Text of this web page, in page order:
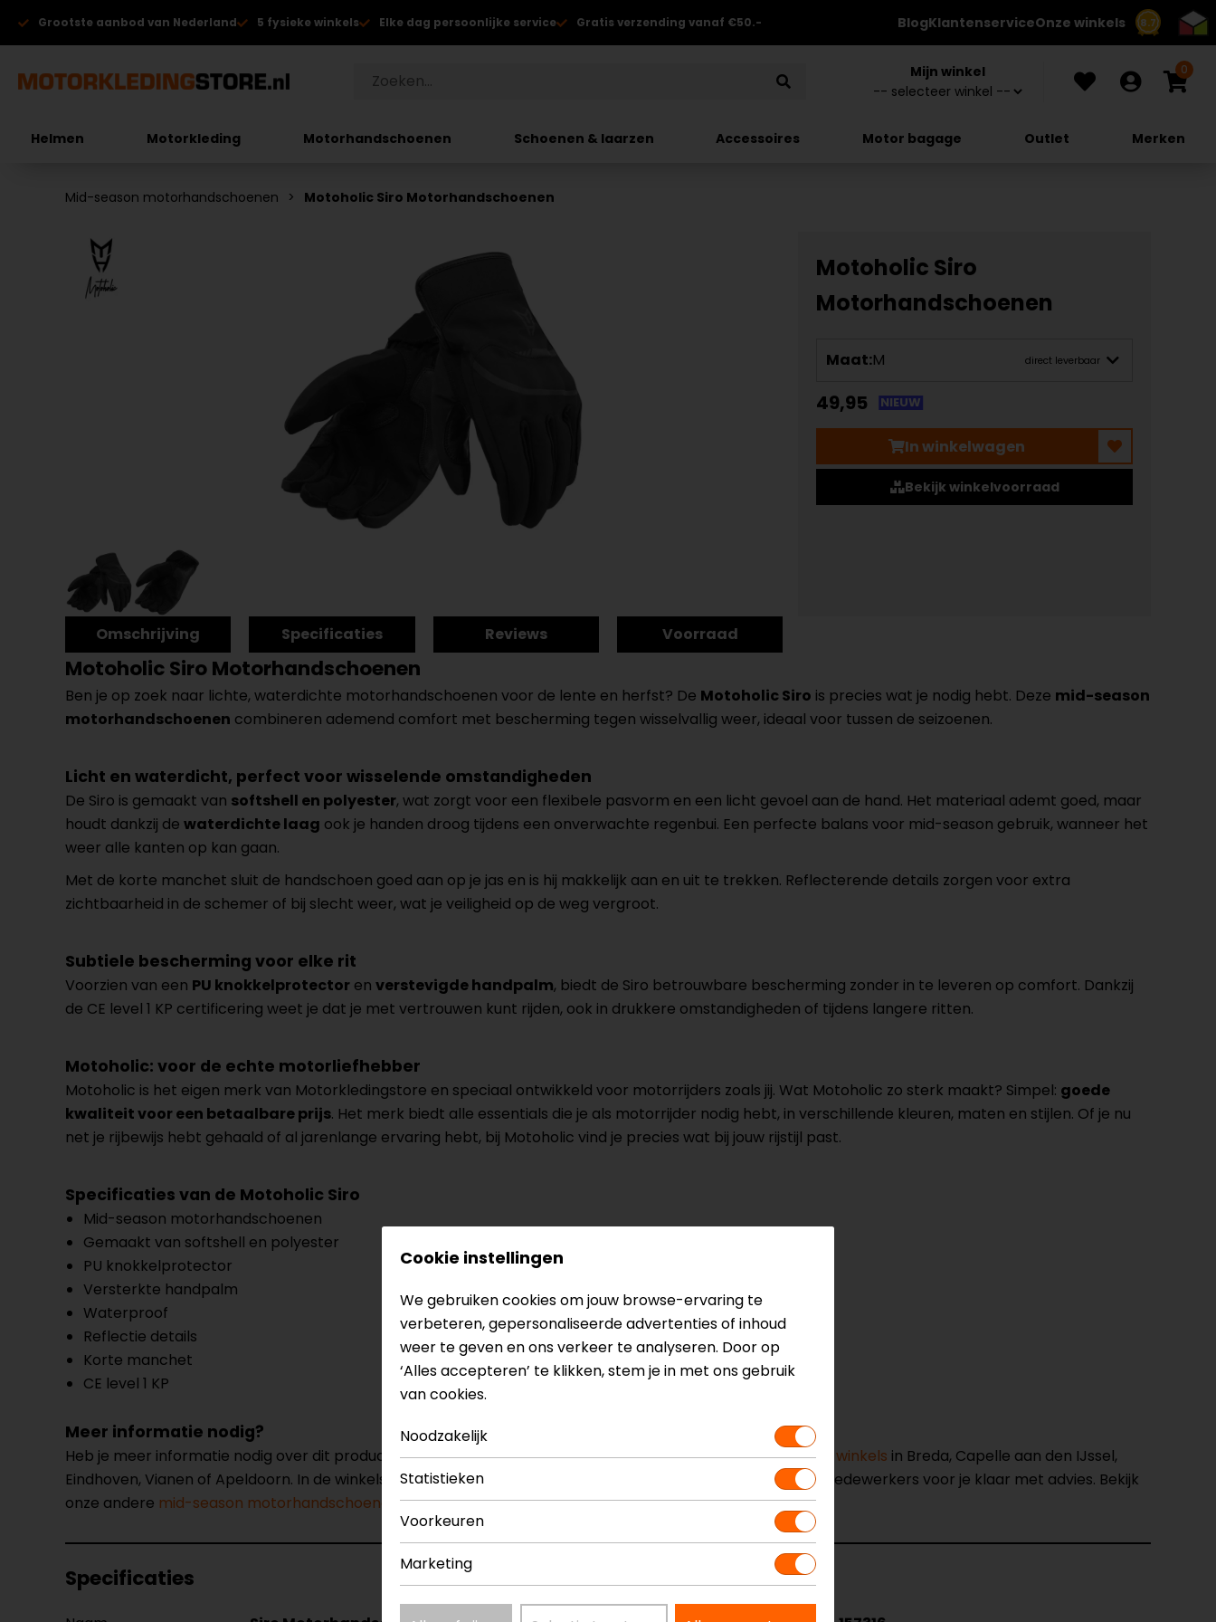
8.7
Grootste aanbod van Nederland 5 fysieke winkels Elke dag persoonlijke service Gratis verzending vanaf €50.- BlogKlantenserviceOnze winkels
Mijn winkel 0
Helmen Motorkleding Motorhandschoenen Schoenen & laarzen Accessoires Motor bagage Outlet Merken
Mid-season motorhandschoenen Motoholic Siro Motorhandschoenen
Motoholic Siro
Motorhandschoenen
Maat:M direct leverbaar
49,95 NIEUW
In winkelwagen
Bekijk winkelvoorraad
Omschrijving Specificaties Reviews Voorraad
Motoholic Siro Motorhandschoenen
Ben je op zoek naar lichte, waterdichte motorhandschoenen voor de lente en herfst? De Motoholic Siro is precies wat je nodig hebt. Deze mid-season
motorhandschoenen combineren ademend comfort met bescherming tegen wisselvallig weer, ideaal voor tussen de seizoenen.
Licht en waterdicht, perfect voor wisselende omstandigheden
De Siro is gemaakt van softshell en polyester, wat zorgt voor een flexibele pasvorm en een licht gevoel aan de hand. Het materiaal ademt goed, maar
houdt dankzij de waterdichte laag ook je handen droog tijdens een onverwachte regenbui. Een perfecte balans voor mid-season gebruik, wanneer het
weer alle kanten op kan gaan.
Met de korte manchet sluit de handschoen goed aan op je jas en is hij makkelijk aan en uit te trekken. Reflecterende details zorgen voor extra
zichtbaarheid in de schemer of bij slecht weer, wat je veiligheid op de weg vergroot.
Subtiele bescherming voor elke rit
Voorzien van een PU knokkelprotector en verstevigde handpalm, biedt de Siro betrouwbare bescherming zonder in te leveren op comfort. Dankzij
de CE level 1 KP certificering weet je dat je met vertrouwen kunt rijden, ook in drukkere omstandigheden of tijdens langere ritten.
Motoholic: voor de echte motorliefhebber
Motoholic is het eigen merk van Motorkledingstore en speciaal ontwikkeld voor motorrijders zoals jij. Wat Motoholic zo sterk maakt? Simpel: goede
kwaliteit voor een betaalbare prijs. Het merk biedt alle essentials die je als motorrijder nodig hebt, in verschillende kleuren, maten en stijlen. Of je nu
net je rijbewijs hebt gehaald of al jarenlange ervaring hebt, bij Motoholic vind je precies wat bij jouw rijstijl past.
Specificaties van de Motoholic Siro
Mid-season motorhandschoenen
Gemaakt van softshell en polyester
PU knokkelprotector
Versterkte handpalm
Waterproof
Reflectie details
Korte manchet
CE level 1 KP
Meer informatie nodig?
Heb je meer informatie nodig over dit product? Neem dancontactmet ons op of kom langs in één vanonze winkels in Breda, Capelle aan den IJssel,
Eindhoven, Vianen of Apeldoorn. In de winkels kun je het product bekijken & passen en staan onze verkoopmedewerkers voor je klaar met advies. Bekijk
onze andere mid-season motorhandschoenen.
Specificaties
Cookie instellingen
We gebruiken cookies om jouw browse-ervaring te
verbeteren, gepersonaliseerde advertenties of inhoud
weer te geven en ons verkeer te analyseren. Door op
‘Alles accepteren’ te klikken, stem je in met ons gebruik
van cookies.
Noodzakelijk
Statistieken
Voorkeuren
Marketing